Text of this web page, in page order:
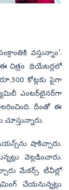
వస్తున్నాం'.
చిత్రం థియేటర్లలో
కోట్లకు పైగా
ఎంటర్‌టైనర్‌గా
దీంతో ఈ
షాకిచ్చారు.
వెల్లడించారు.
మేకర్స్. టీవీల్లో
చేయనున్నట్లు